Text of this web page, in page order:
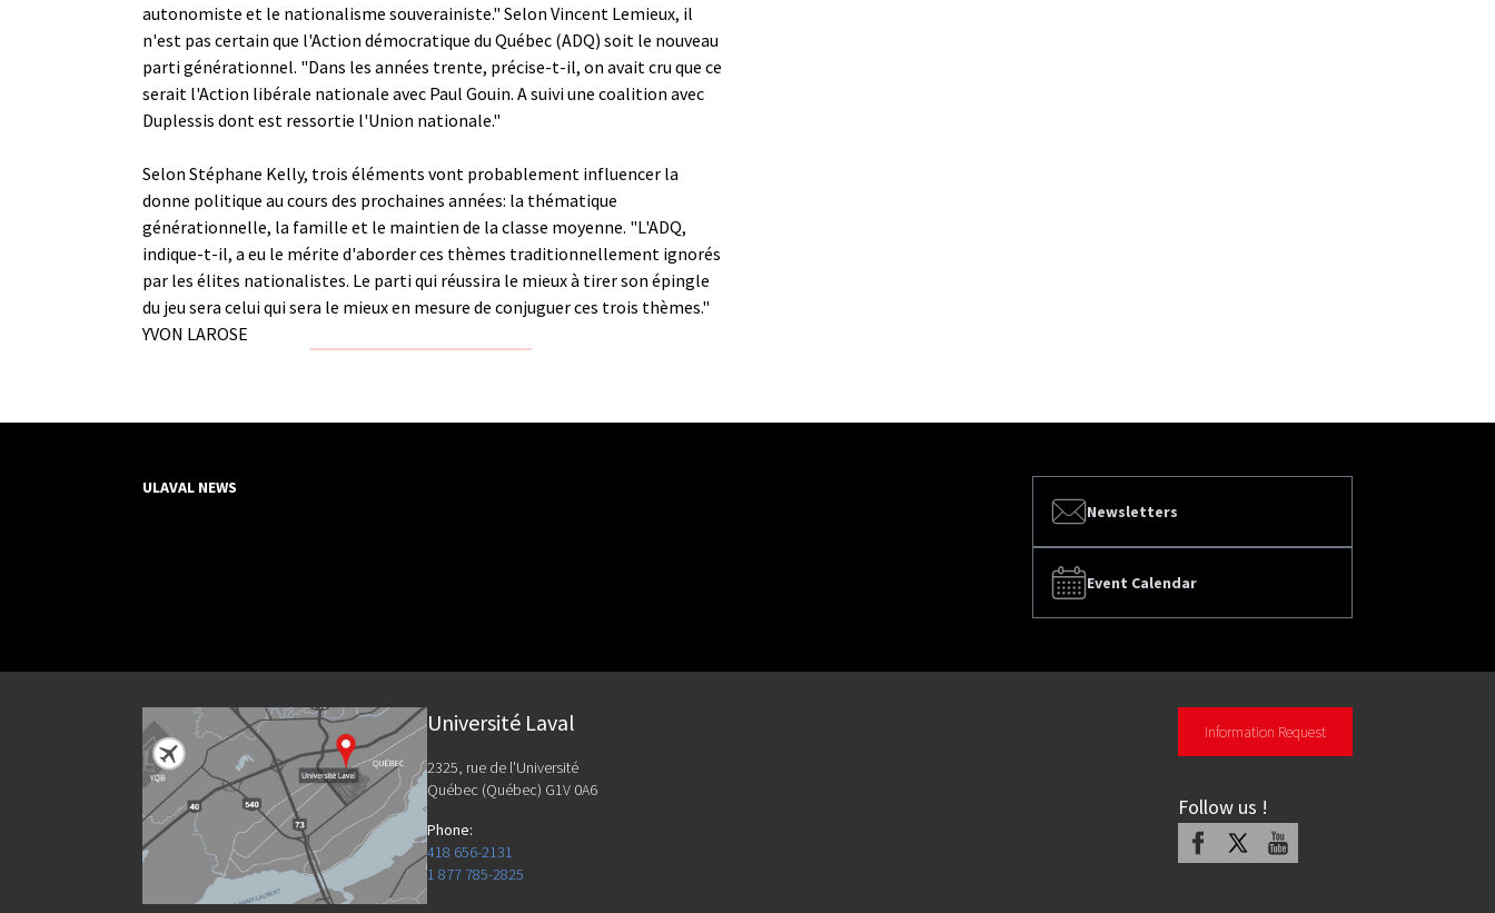
autonomiste et le nationalisme souverainiste." Selon Vincent Lemieux, il
n'est pas certain que l'Action démocratique du Québec (ADQ) soit le nouveau
parti générationnel. "Dans les années trente, précise-t-il, on avait cru que ce
serait l'Action libérale nationale avec Paul Gouin. A suivi une coalition avec
Duplessis dont est ressortie l'Union nationale."
Selon Stéphane Kelly, trois éléments vont probablement influencer la
donne politique au cours des prochaines années: la thématique
générationnelle, la famille et le maintien de la classe moyenne. "L'ADQ,
indique-t-il, a eu le mérite d'aborder ces thèmes traditionnellement ignorés
par les élites nationalistes. Le parti qui réussira le mieux à tirer son épingle
du jeu sera celui qui sera le mieux en mesure de conjuguer ces trois thèmes."
YVON LAROSE
Newsletters
Event Calendar
ULAVAL NEWS
Université Laval
2325, rue de l'Université
Québec (Québec) G1V 0A6
Phone:
418 656-2131
1 877 785-2825
Information Request
Follow us !
Facebook Youtube